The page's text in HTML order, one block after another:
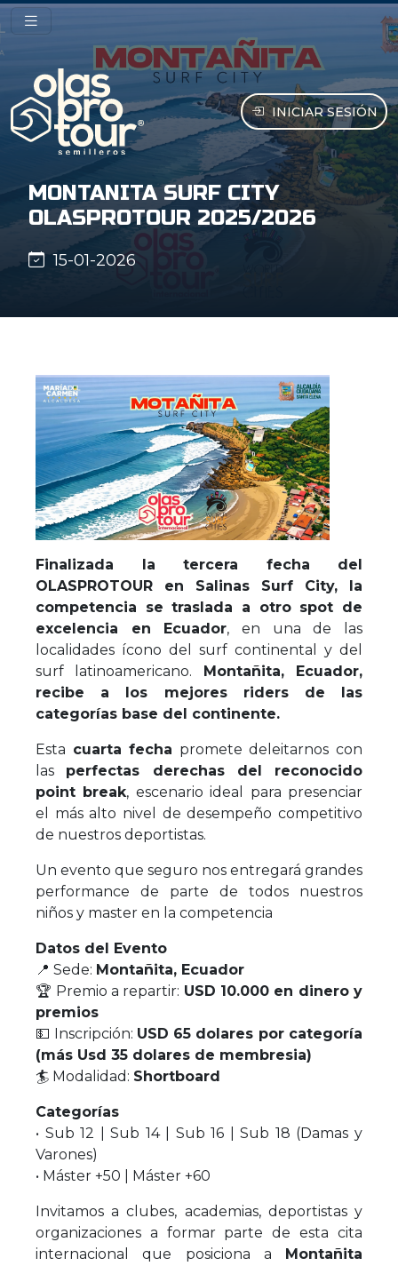
INICIAR SESIÓN
MONTANITA SURF CITY
OLASPROTOUR 2025/2026
15-01-2026
Finalizada la tercera fecha del
OLASPROTOUR en Salinas Surf City, la
competencia se traslada a otro spot de
excelencia en Ecuador, en una de las
localidades ícono del surf continental y del
surf latinoamericano.
Montañita, Ecuador,
recibe a los mejores riders de las
categorías base del continente.
Esta cuarta fecha promete deleitarnos con
las perfectas derechas del reconocido
point break, escenario ideal para presenciar
el más alto nivel de desempeño competitivo
de nuestros deportistas.
Un evento que seguro nos entregará grandes
performance de parte de todos nuestros
niños y master en la competencia
Datos del Evento
📍 Sede: Montañita, Ecuador
🏆 Premio a repartir: USD 10.000 en dinero y
premios
💵 Inscripción: USD 65 dolares por categoría
(más Usd 35 dolares de membresia)
🏄 Modalidad: Shortboard
Categorías
• Sub 12 | Sub 14 | Sub 16 | Sub 18 (Damas y
Varones)
• Máster +50 | Máster +60
Invitamos a clubes, academias, deportistas y
organizaciones a formar parte de esta cita
internacional que posiciona a
Montañita